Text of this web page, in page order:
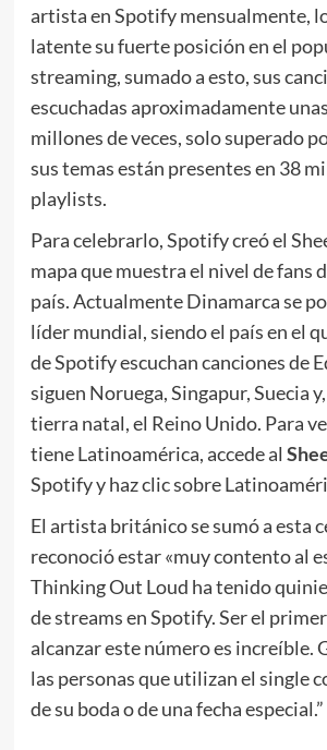
artista en Spotify mensualmente,
latente su fuerte posición en el
streaming, sumado a esto, sus
escuchadas aproximadamente
millones de veces, solo superado
sus temas están presentes en 38
playlists.
Para celebrarlo, Spotify creó el
mapa que muestra el nivel de fans
país. Actualmente Dinamarca se
líder mundial, siendo el país en el
de Spotify escuchan canciones de
siguen Noruega, Singapur, Suecia
tierra natal, el Reino Unido. Para
tiene Latinoamérica, accede al
Spotify y haz clic sobre
El artista británico se sumó a esta
reconoció estar «muy contento al
Thinking Out Loud ha tenido
de streams en Spotify. Ser el
alcanzar este número es increíble.
las personas que utilizan el single
de su boda o de una fecha especial.”